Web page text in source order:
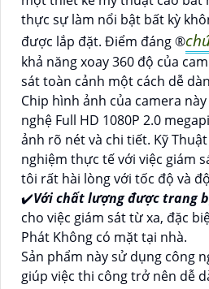
thực sự làm nổi bật bất kỳ
được lắp đặt. Điểm đáng ®️
khả năng xoay 360 độ của
sát toàn cảnh một cách dễ
Chip hình ảnh của camera
nghệ Full HD 1080P 2.0
ảnh rõ nét và chi tiết. Kỹ
nghiệm thực tế với việc giám
tôi rất hài lòng với tốc độ và
✔️Với chất lượng được trang
cho việc giám sát từ xa, đặc
Phát Không có mặt tại nhà.
Sản phẩm này sử dụng công
giúp việc thi công trở nên dễ